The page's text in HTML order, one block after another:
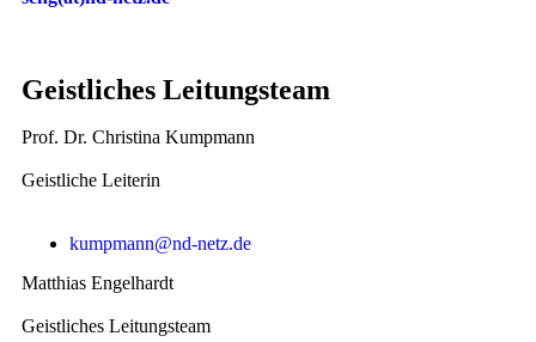
Geistliches Leitungsteam
Prof. Dr. Christina Kumpmann
Geistliche Leiterin
kumpmann@nd-netz.de
Matthias Engelhardt
Geistliches Leitungsteam